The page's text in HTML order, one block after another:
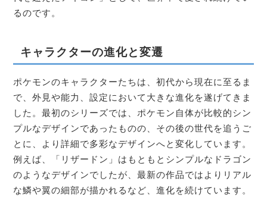
るのです。
キャラクターの進化と変遷
ポケモンのキャラクターたちは、初代から現在に至るま
で、外見や能力、設定において大きな進化を遂げてきま
した。最初のシリーズでは、ポケモン自体が比較的シン
プルなデザインであったものの、その後の世代を追うご
とに、より詳細で多彩なデザインへと変化しています。
例えば、「リザードン」はもともとシンプルなドラゴン
のようなデザインでしたが、最新の作品ではよりリアル
な鱗や翼の細部が描かれるなど、進化を続けています。